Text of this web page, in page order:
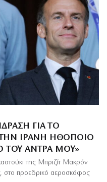
ΓΙΑ ΤΟ
ΙΡΑΝΉ ΗΘΟΠΟΙΌ
ΤΟΥ ΆΝΤΡΑ ΜΟΥ»
της Μπριζίτ Μακρόν
στο προεδρικό αεροσκάφος